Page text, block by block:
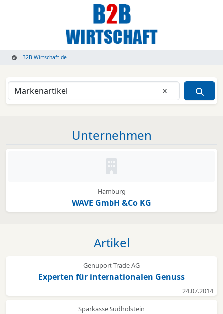
B2B-Wirtschaft.de
Eingabe
Unternehmen
Kein Bild oder Logo hinterlegt
Hamburg
WAVE GmbH &Co KG
Artikel
Genuport Trade AG
Experten für internationalen Genuss
24.07.2014
Sparkasse Südholstein